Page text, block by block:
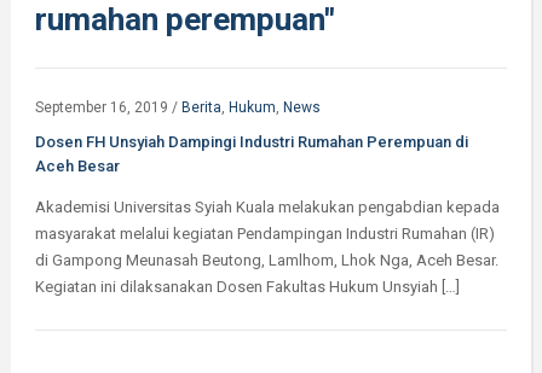
rumahan perempuan"
September 16, 2019 / Berita, Hukum, News
Dosen FH Unsyiah Dampingi Industri Rumahan Perempuan di
Aceh Besar
Akademisi Universitas Syiah Kuala melakukan pengabdian kepada
masyarakat melalui kegiatan Pendampingan Industri Rumahan (IR)
di Gampong Meunasah Beutong, Lamlhom, Lhok Nga, Aceh Besar.
Kegiatan ini dilaksanakan Dosen Fakultas Hukum Unsyiah […]